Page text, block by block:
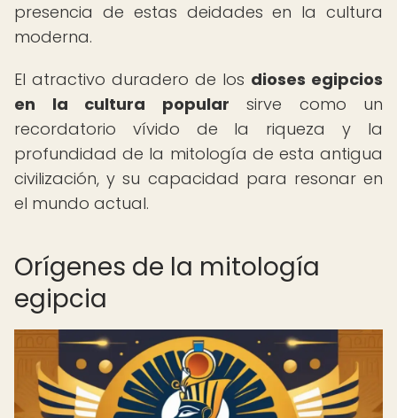
presencia de estas deidades en la cultura
moderna.
El atractivo duradero de los dioses egipcios
en la cultura popular sirve como un
recordatorio vívido de la riqueza y la
profundidad de la mitología de esta antigua
civilización, y su capacidad para resonar en
el mundo actual.
Orígenes de la mitología
egipcia